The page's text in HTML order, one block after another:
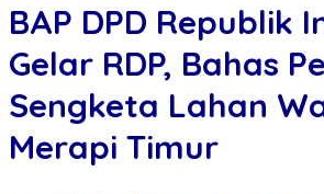
BAP DPD Republik
Gelar RDP, Bahas
Sengketa Lahan
Merapi Timur